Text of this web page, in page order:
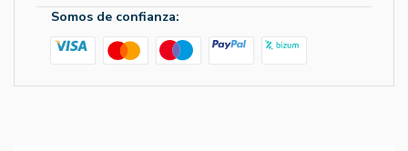
Somos de confianza: